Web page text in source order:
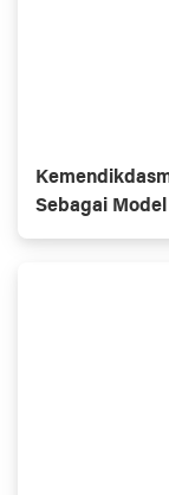
Sebagai Model
Satunya